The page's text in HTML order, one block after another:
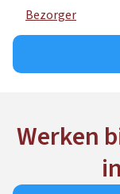
Bezorger
Werken